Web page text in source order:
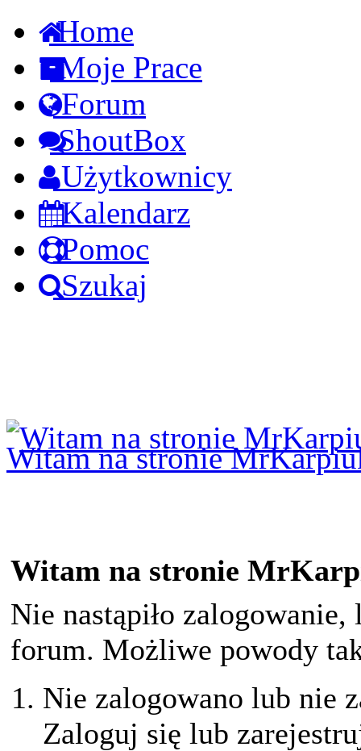
Home
Moje Prace
Forum
ShoutBox
Użytkownicy
Kalendarz
Pomoc
Szukaj
Witam na stronie
Witam na stronie
Nie nastąpiło
forum. Możliwe powody
Nie zalogowano lub nie
Zaloguj się lub